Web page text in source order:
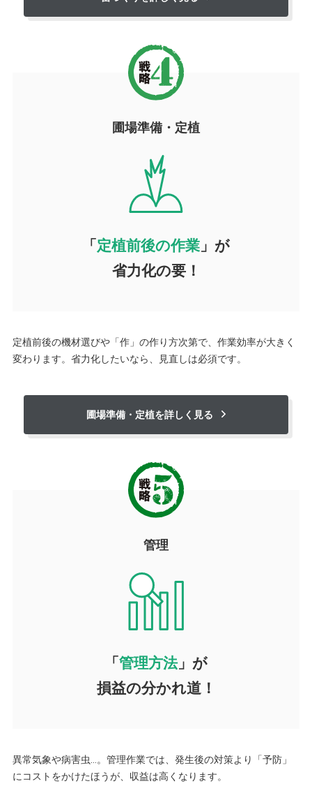
圃場準備・定植
「 定植前後の作業 」が
省力化の要！
定植前後の機材選びや「作」の作り方次第で、作業効率が大きく
変わります。省力化したいなら、見直しは必須です。
圃場準備・定植を詳しく見る
管理
「 管理方法」が
損益の分かれ道！
異常気象や病害虫…。管理作業では、発生後の対策より「予防」
にコストをかけたほうが、収益は高くなります。